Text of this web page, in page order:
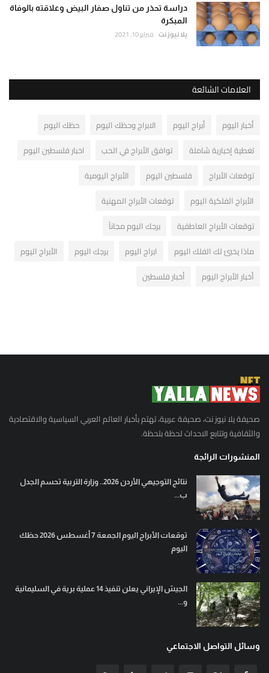
دراسة تحذر من تناول صفار البيض وعلاقته بالوفاة
المبكرة
يلا نيوز نت فبراير 10, 2021
العلامات الشائعة
أخبار اليوم أبراج اليوم الابراج وحظك اليوم
حظك اليوم
تغطية إخبارية شاملة
توافق الأبراج في الحب
اخبار فلسطين اليوم
توقعات الأبراج
فلسطين اليوم
الأبراج اليومية
الأبراج الفلكية اليوم
توقعات الأبراج المهنية
توقعات الأبراج العاطفية
برجك اليوم مجاناً
ماذا يخبئ لك الفلك اليوم
ابراج اليوم برجك اليوم
الأبراج اليوم
أخبار الأبراج اليوم
أخبار فلسطين
صحيفة يلا نيوز نت، صحيفة عربية، تهتم بأخبار العالم العربي السياسية والاقتصادية
والثقافية وتتابع الاحداث لحظة بلحظة.
المنشورات الرائجة
نتائج التوجيهي الأردن 2026.. وزارة التربية تحسم الجدل
ب...
توقعات الأبراج اليوم الجمعة 7 أغسطس 2026 حظك
اليوم
الجيش الإيراني يعلن تنفيذ 14 عملية برية في السليمانية
و...
وسائل التواصل الاجتماعي